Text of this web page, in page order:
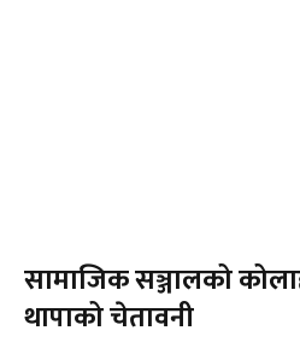
सामाजिक सञ्जालको
थापाको चेतावनी